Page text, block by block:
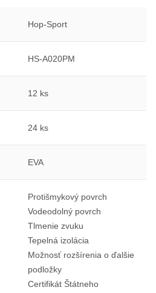
Hop-Sport
HS-A020PM
12 ks
24 ks
EVA
Protišmykový povrch
Vodeodolný povrch
Tlmenie zvuku
Tepelná izolácia
Možnosť rozšírenia o ďalšie
podložky
Certifikát Štátneho